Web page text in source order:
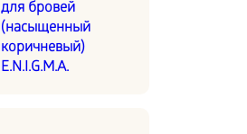
для бровей
(насыщенный
коричневый)
E.N.I.G.M.A.